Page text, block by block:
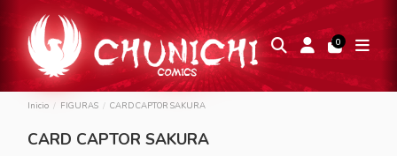
0
Inicio FIGURAS CARD CAPTOR SAKURA
CARD CAPTOR SAKURA